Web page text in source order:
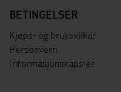
BETINGELSER
Kjøps- og bruksvilkår
Personvern
Informasjonskapsler